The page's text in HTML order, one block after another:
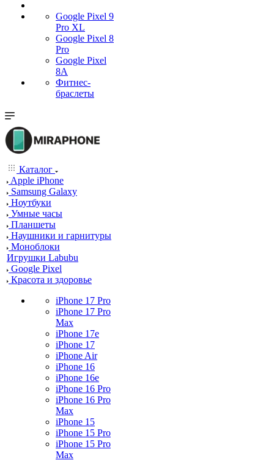
Google Pixel 9
Pro XL
Google Pixel 8
Pro
Google Pixel
8A
Фитнес-
браслеты
Каталог
Apple iPhone
Samsung Galaxy
Ноутбуки
Умные часы
Планшеты
Наушники и гарнитуры
Моноблоки
Игрушки Labubu
Google Pixel
Красота и здоровье
iPhone 17 Pro
iPhone 17 Pro
Max
iPhone 17e
iPhone 17
iPhone Air
iPhone 16
iPhone 16e
iPhone 16 Pro
iPhone 16 Pro
Max
iPhone 15
iPhone 15 Pro
iPhone 15 Pro
Max